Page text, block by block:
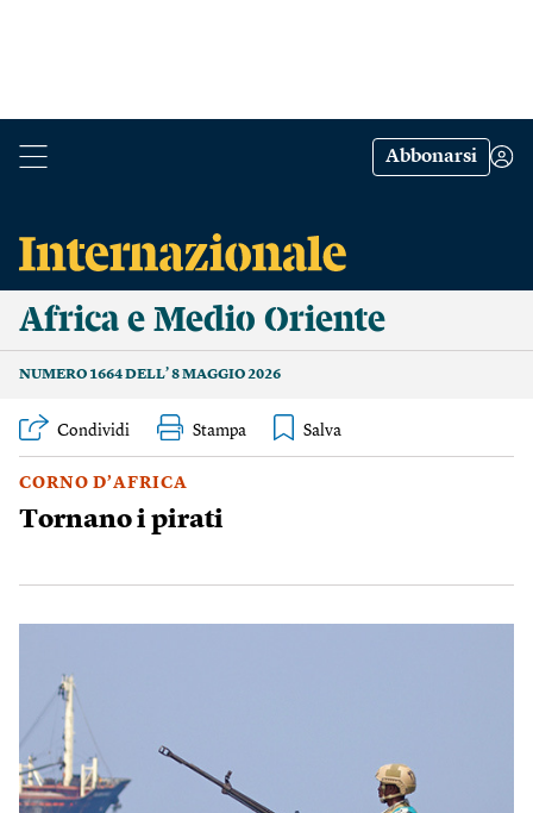
Abbonarsi
Africa e Medio Oriente
NUMERO 1664 DELL’ 8 MAGGIO 2026
Condividi Stampa
CORNO D’AFRICA
Tornano i pirati